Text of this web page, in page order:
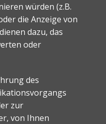
würden (z.B.
die Anzeige von
dazu, das
oder
des
zur
von Ihnen